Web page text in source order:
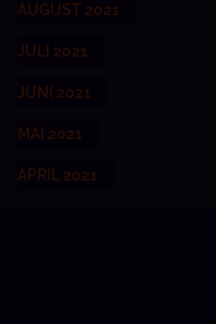
AUGUST 2021
JULI 2021
JUNI 2021
MAI 2021
APRIL 2021